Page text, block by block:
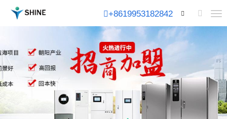
+8619953182842